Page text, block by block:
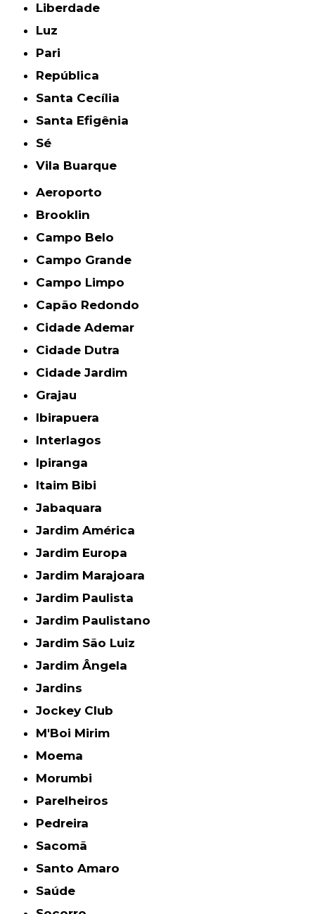
Liberdade
Luz
Pari
República
Santa Cecília
Santa Efigênia
Sé
Vila Buarque
Aeroporto
Brooklin
Campo Belo
Campo Grande
Campo Limpo
Capão Redondo
Cidade Ademar
Cidade Dutra
Cidade Jardim
Grajau
Ibirapuera
Interlagos
Ipiranga
Itaim Bibi
Jabaquara
Jardim América
Jardim Europa
Jardim Marajoara
Jardim Paulista
Jardim Paulistano
Jardim São Luiz
Jardim Ângela
Jardins
Jockey Club
M'Boi Mirim
Moema
Morumbi
Parelheiros
Pedreira
Sacomã
Santo Amaro
Saúde